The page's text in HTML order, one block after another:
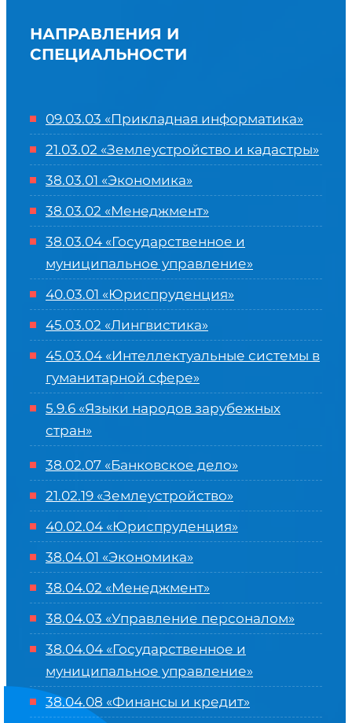
НАПРАВЛЕНИЯ И
СПЕЦИАЛЬНОСТИ
09.03.03 «Прикладная информатика»
21.03.02 «Землеустройство и кадастры»
38.03.01 «Экономика»
38.03.02 «Менеджмент»
38.03.04 «Государственное и
муниципальное управление»
40.03.01 «Юриспруденция»
45.03.02 «Лингвистика»
45.03.04 «Интеллектуальные системы в
гуманитарной сфере»
5.9.6 «Языки народов зарубежных
стран»
38.02.07 «Банковское дело»
21.02.19 «Землеустройство»
40.02.04 «Юриспруденция»
38.04.01 «Экономика»
38.04.02 «Менеджмент»
38.04.03 «Управление персоналом»
38.04.04 «Государственное и
муниципальное управление»
38.04.08 «Финансы и кредит»